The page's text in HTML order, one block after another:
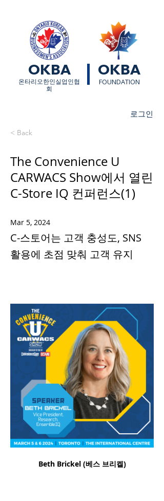
OKBA OKBA
​온타리오한인실업인협
회
FOUNDATION
로그인
< Back
The Convenience U
CARWACS Show에서 열린
C-Store IQ 컨퍼런스(1)
Mar 5, 2024
C-스토어는 고객 충성도, SNS
활용에 초점 맞춰 고객 유지
Beth Brickel (베스 브리켈)